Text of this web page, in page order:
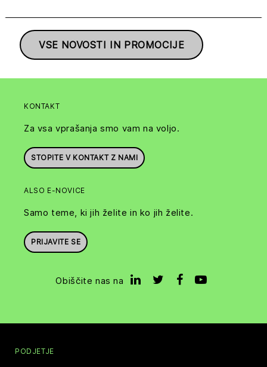
VSE NOVOSTI IN PROMOCIJE
KONTAKT
Za vsa vprašanja smo vam na voljo.
STOPITE V KONTAKT Z NAMI
ALSO E-NOVICE
Samo teme, ki jih želite in ko jih želite.
PRIJAVITE SE
Obiščite nas na
PODJETJE